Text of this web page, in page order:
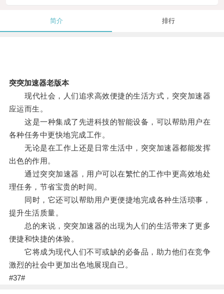
简介 排行
突突加速器老版本
现代社会，人们追求高效便捷的生活方式，突突加速器
应运而生。
这是一种集成了先进科技的智能设备，可以帮助用户在
各种任务中更快地完成工作。
无论是在工作上还是日常生活中，突突加速器都能发挥
出色的作用。
通过突突加速器，用户可以在繁忙的工作中更高效地处
理任务，节省宝贵的时间。
同时，它还可以帮助用户更便捷地完成各种生活琐事，
提升生活质量。
总的来说，突突加速器的出现为人们的生活带来了更多
便捷和快捷的体验。
它将成为现代人们不可或缺的必备品，助力他们在竞争
激烈的社会中更加出色地展现自己。
#37#